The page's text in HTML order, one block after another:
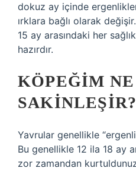
dokuz ay içinde
ırklara bağlı olarak
15 ay arasındaki her
hazırdır.
KÖPEĞIM
SAKINLEŞIR?
Yavrular genellikle
Bu genellikle 12 ila 18 ay
zor zamandan